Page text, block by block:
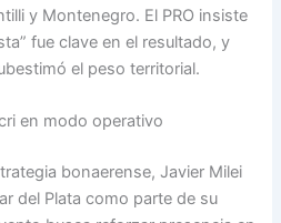
y Montenegro. El PRO insiste
fue clave en el resultado, y
el peso territorial.
en modo operativo
bonaerense, Javier Milei
del Plata como parte de su